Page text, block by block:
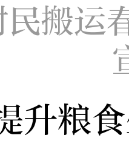
民搬运
粮食